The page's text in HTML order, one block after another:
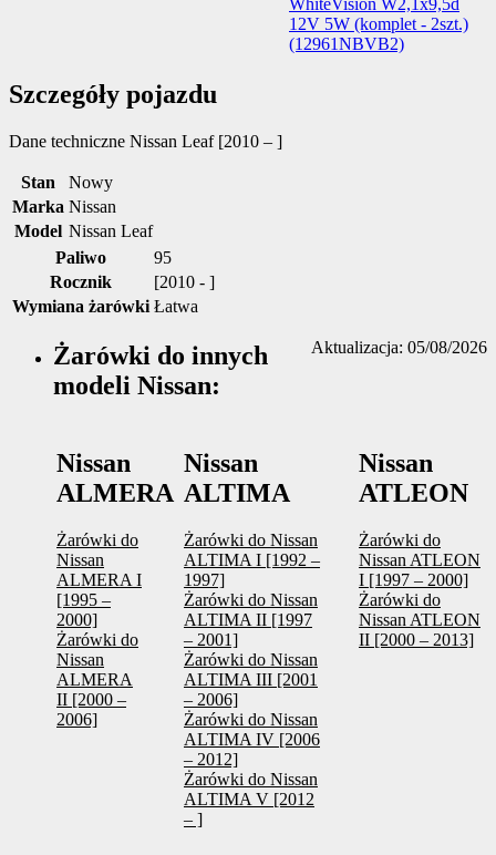
Szczegóły pojazdu
Dane techniczne Nissan Leaf [2010 – ]
Stan
Nowy
Marka Nissan
Model Nissan Leaf
Paliwo
95
Rocznik
[2010 - ]
Wymiana żarówki Łatwa
Aktualizacja: 05/08/2026
Żarówki do innych
modeli Nissan:
Nissan
ALMERA
Żarówki do
Nissan
ALMERA I
[1995 –
2000]
Żarówki do
Nissan
ALMERA
II [2000 –
2006]
Nissan
ALTIMA
Żarówki do Nissan
ALTIMA I [1992 –
1997]
Żarówki do Nissan
ALTIMA II [1997
– 2001]
Żarówki do Nissan
ALTIMA III [2001
– 2006]
Żarówki do Nissan
ALTIMA IV [2006
– 2012]
Żarówki do Nissan
ALTIMA V [2012
– ]
Nissan
ATLEON
Żarówki do
Nissan ATLEON
I [1997 – 2000]
Żarówki do
Nissan ATLEON
II [2000 – 2013]